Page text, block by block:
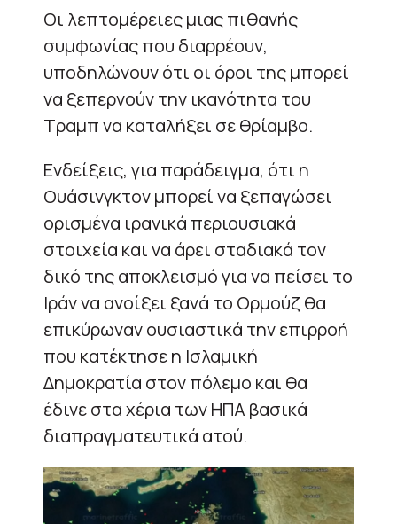
Οι λεπτομέρειες μιας πιθανής
συμφωνίας που διαρρέουν,
υποδηλώνουν ότι οι όροι της μπορεί
να ξεπερνούν την ικανότητα του
Τραμπ να καταλήξει σε θρίαμβο.
Ενδείξεις, για παράδειγμα, ότι η
Ουάσινγκτον μπορεί να ξεπαγώσει
ορισμένα ιρανικά περιουσιακά
στοιχεία και να άρει σταδιακά τον
δικό της αποκλεισμό για να πείσει το
Ιράν να ανοίξει ξανά το Ορμούζ θα
επικύρωναν ουσιαστικά την επιρροή
που κατέκτησε η Ισλαμική
Δημοκρατία στον πόλεμο και θα
έδινε στα χέρια των ΗΠΑ βασικά
διαπραγματευτικά ατού.